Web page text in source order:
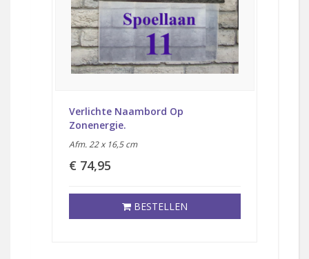
Verlichte Naambord Op
Zonenergie.
Afm. 22 x 16,5 cm
€ 74,95
BESTELLEN